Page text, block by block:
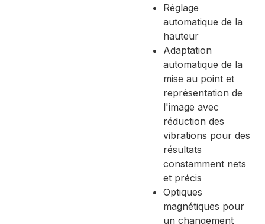
Réglage
automatique de la
hauteur
Adaptation
automatique de la
mise au point et
représentation de
l'image avec
réduction des
vibrations pour des
résultats
constamment nets
et précis
Optiques
magnétiques pour
un changement